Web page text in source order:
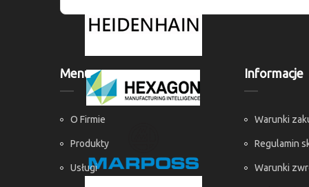
Menu
O Firmie
Produkty
Usługi
Informacje
Warunki
Regulamin
Warunki